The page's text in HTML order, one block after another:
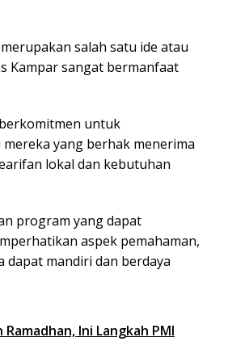
salah satu ide atau
Kampar sangat bermanfaat
untuk
yang berhak menerima
lokal dan kebutuhan
program yang dapat
aspek pemahaman,
dapat mandiri dan berdaya
Ini Langkah PMI